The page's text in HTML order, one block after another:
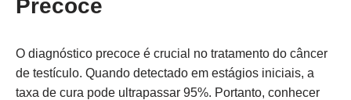
Precoce
O diagnóstico precoce é crucial no tratamento do câncer
de testículo. Quando detectado em estágios iniciais, a
taxa de cura pode ultrapassar 95%. Portanto, conhecer